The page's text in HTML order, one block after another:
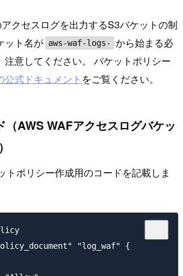
クセスログを出力するS3バケットの制
ット名が aws-waf-logs-
から始まる必
注意してください。 バケットポリシー
公式ドキュメント をご覧ください。
AWS WAFアクセスログバケッ
トポリシー作成用のコードを記載しま
"log_waf" {